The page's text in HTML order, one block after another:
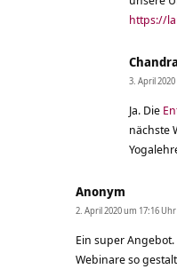
https://
3. April
Ja. Die
nächste
Anonym
2. April 2020 um 17:16 Uhr
Ein super
Webinare so